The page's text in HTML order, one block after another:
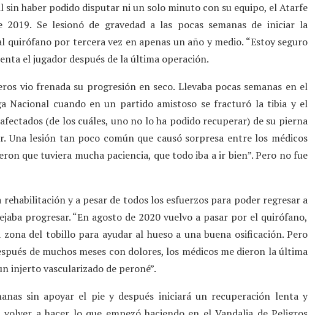
sin haber podido disputar ni un solo minuto con su equipo, el Atarfe
Se lesionó de gravedad a las pocas semanas de iniciar la
por tercera vez en apenas un año y medio. “Estoy seguro
el jugador después de la última operación.
vio frenada su progresión en seco. Llevaba pocas semanas en el
Nacional cuando en un partido amistoso se fracturó la tibia y el
(de los cuáles, uno no lo ha podido recuperar) de su pierna
Una lesión tan poco común que causó sorpresa entre los médicos
que tuviera mucha paciencia, que todo iba a ir bien”. Pero no fue
y a pesar de todos los esfuerzos para poder regresar a
progresar. “En agosto de 2020 vuelvo a pasar por el quirófano,
del tobillo para ayudar al hueso a una buena osificación. Pero
de muchos meses con dolores, los médicos me dieron la última
injerto vascularizado de peroné”.
sin apoyar el pie y después iniciará un recuperación lenta y